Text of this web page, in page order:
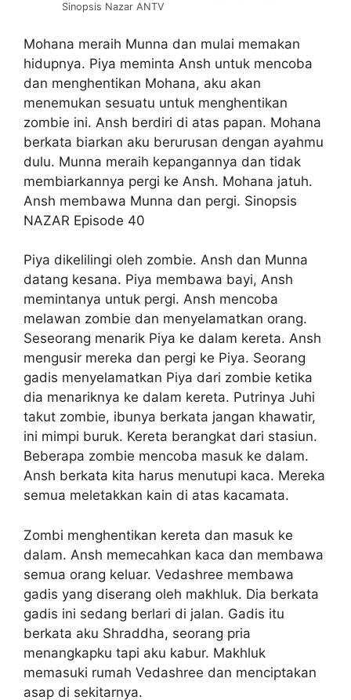
Sinopsis Nazar ANTV
Mohana meraih Munna dan mulai memakan
hidupnya. Piya meminta Ansh untuk mencoba
dan menghentikan Mohana, aku akan
menemukan sesuatu untuk menghentikan
zombie ini. Ansh berdiri di atas papan. Mohana
berkata biarkan aku berurusan dengan ayahmu
dulu. Munna meraih kepangannya dan tidak
membiarkannya pergi ke Ansh. Mohana jatuh.
Ansh membawa Munna dan pergi. Sinopsis
NAZAR Episode 40
Piya dikelilingi oleh zombie. Ansh dan Munna
datang kesana. Piya membawa bayi, Ansh
memintanya untuk pergi. Ansh mencoba
melawan zombie dan menyelamatkan orang.
Seseorang menarik Piya ke dalam kereta. Ansh
mengusir mereka dan pergi ke Piya. Seorang
gadis menyelamatkan Piya dari zombie ketika
dia menariknya ke dalam kereta. Putrinya Juhi
takut zombie, ibunya berkata jangan khawatir,
ini mimpi buruk. Kereta berangkat dari stasiun.
Beberapa zombie mencoba masuk ke dalam.
Ansh berkata kita harus menutupi kaca. Mereka
semua meletakkan kain di atas kacamata.
Zombi menghentikan kereta dan masuk ke
dalam. Ansh memecahkan kaca dan membawa
semua orang keluar. Vedashree membawa
gadis yang diserang oleh makhluk. Dia berkata
gadis ini sedang berlari di jalan. Gadis itu
berkata aku Shraddha, seorang pria
menangkapku tapi aku kabur. Makhluk
memasuki rumah Vedashree dan menciptakan
asap di sekitarnya.